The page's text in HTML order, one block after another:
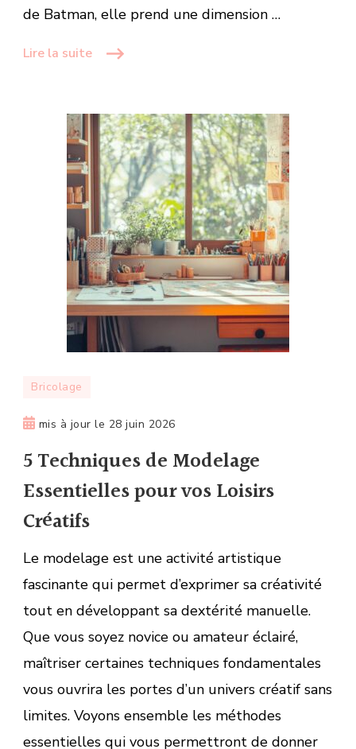
de Batman, elle prend une dimension …
Lire la suite
mis à jour le 28 juin 2026
Bricolage
5 Techniques de Modelage
Essentielles pour vos Loisirs
Créatifs
Le modelage est une activité artistique
fascinante qui permet d’exprimer sa créativité
tout en développant sa dextérité manuelle.
Que vous soyez novice ou amateur éclairé,
maîtriser certaines techniques fondamentales
vous ouvrira les portes d’un univers créatif sans
limites. Voyons ensemble les méthodes
essentielles qui vous permettront de donner